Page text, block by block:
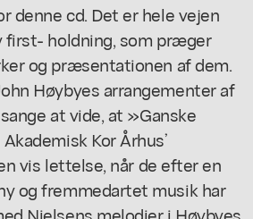
denne cd. Det er hele vejen
first- holdning, som præger
og præsentationen af dem.
Høybyes arrangementer af
at vide, at »Ganske
Kor Århus’
vis lettelse, når de efter en
og fremmedartet musik har
Nielsens melodier i Høybyes